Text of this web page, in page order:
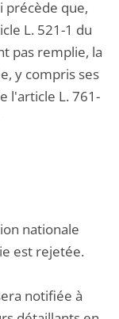
précède que,
L. 521-1 du
pas remplie, la
y compris ses
l'article L. 761-
nationale
est rejetée.
notifiée à